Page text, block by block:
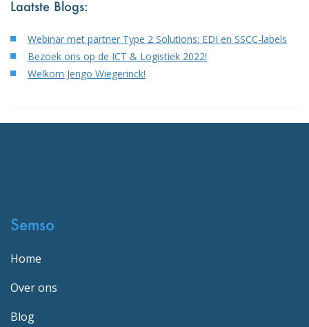
Laatste Blogs:
Webinar met partner Type 2 Solutions: EDI en SSCC-labels
Bezoek ons op de ICT & Logistiek 2022!
Welkom Jengo Wiegerinck!
Semso
Home
Over ons
Blog